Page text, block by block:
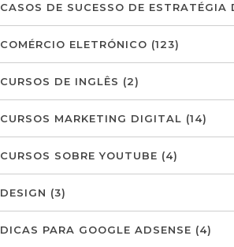
CASOS DE SUCESSO DE ESTRATÉGIA
COMÉRCIO ELETRÓNICO (123)
CURSOS DE INGLÊS (2)
CURSOS MARKETING DIGITAL (14)
CURSOS SOBRE YOUTUBE (4)
DESIGN (3)
DICAS PARA GOOGLE ADSENSE (4)